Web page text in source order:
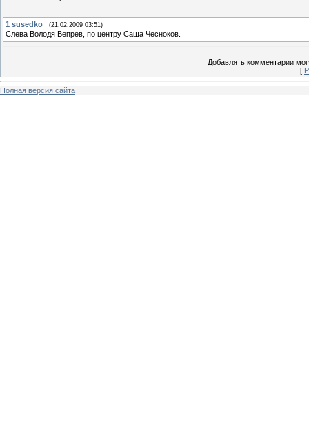
1 susedko (21.02.2009 03:51)
Слева Володя Вепрев, по центру Саша Чесноков.
Добавлять комментарии
[
Полная версия сайта